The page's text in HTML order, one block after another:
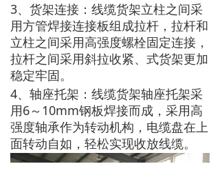
3、货架连接：线缆货架立柱之间采
用方管焊接连接板组成拉杆，拉杆和
立柱之间采用高强度螺栓固定连接，
拉杆之间采用斜拉收紧、式货架更加
稳定牢固。
4、轴座托架：线缆货架轴座托架采
用6～10mm钢板焊接而成，采用高
强度轴承作为转动机构，电缆盘在上
面转动自如，轻松实现收放线缆。